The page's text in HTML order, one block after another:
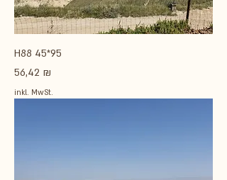
H88 45*95
Preis
56,42 ₪
inkl. MwSt.